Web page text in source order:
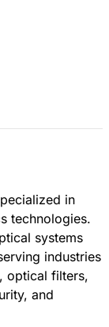
in
technologies.
systems
industries
optical filters,
and